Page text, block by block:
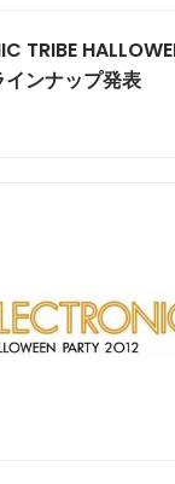
TRIBE
ンナップ発表